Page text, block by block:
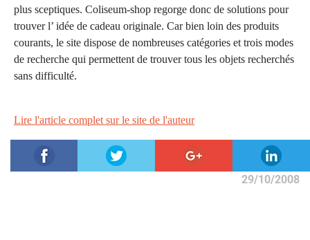
plus sceptiques. Coliseum-shop regorge donc de solutions pour
trouver l’ idée de cadeau originale. Car bien loin des produits
courants, le site dispose de nombreuses catégories et trois modes
de recherche qui permettent de trouver tous les objets recherchés
sans difficulté.
Lire l'article complet sur le site de l'auteur
29/10/2008